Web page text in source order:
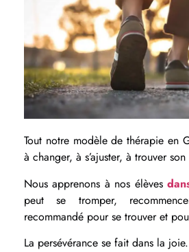
Tout notre modèle de thérapie en
à changer, à s’ajuster, à trouver
Nous apprenons à nos élèves
peut se tromper,
recommandé pour se trouver et
La persévérance se fait dans la joie.